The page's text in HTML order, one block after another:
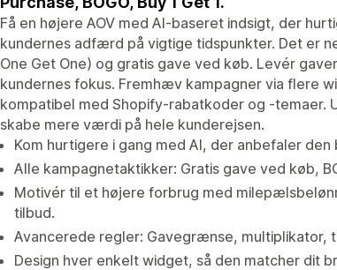
Få en højere AOV med AI-baseret indsigt, der
kundernes adfærd på vigtige tidspunkter. Det er
One Get One) og gratis gave ved køb. Levér
kundernes fokus. Fremhæv kampagner via flere
kompatibel med Shopify-rabatkoder og -temaer.
skabe mere værdi på hele kunderejsen.
Kom hurtigere i gang med AI, der anbefaler
Alle kampagnetaktikker: Gratis gave ved køb,
Motivér til et højere forbrug med
tilbud.
Avancerede regler: Gavegrænse, multiplikator,
Design hver enkelt widget, så den matcher dit